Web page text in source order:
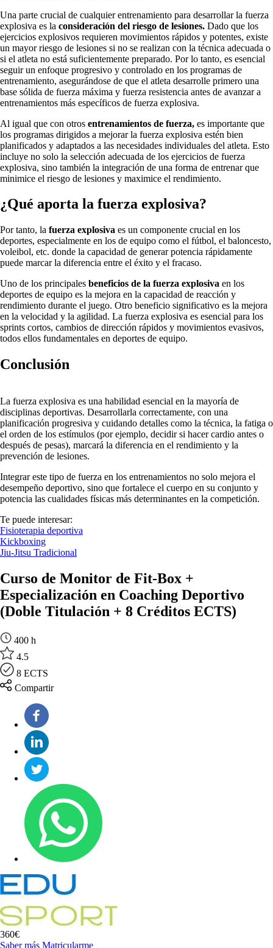
Una parte crucial de cualquier entrenamiento para desarrollar la fuerza
explosiva es la consideración del riesgo de lesiones. Dado que los
ejercicios explosivos requieren movimientos rápidos y potentes, existe
un mayor riesgo de lesiones si no se realizan con la técnica adecuada o
si el atleta no está suficientemente preparado. Por lo tanto, es esencial
seguir un enfoque progresivo y controlado en los programas de
entrenamiento, asegurándose de que el atleta desarrolle primero una
base sólida de fuerza máxima y fuerza resistencia antes de avanzar a
entrenamientos más específicos de fuerza explosiva.
Al igual que con otros entrenamientos de fuerza, es importante que
los programas dirigidos a mejorar la fuerza explosiva estén bien
planificados y adaptados a las necesidades individuales del atleta. Esto
incluye no solo la selección adecuada de los ejercicios de fuerza
explosiva, sino también la integración de una forma de entrenar que
minimice el riesgo de lesiones y maximice el rendimiento.
¿Qué aporta la fuerza explosiva?
Por tanto, la fuerza explosiva es un componente crucial en los
deportes, especialmente en los de equipo como el fútbol, el baloncesto,
voleibol, etc. donde la capacidad de generar potencia rápidamente
puede marcar la diferencia entre el éxito y el fracaso.
Uno de los principales beneficios de la fuerza explosiva en los
deportes de equipo es la mejora en la capacidad de reacción y
rendimiento durante el juego. Otro beneficio significativo es la mejora
en la velocidad y la agilidad. La fuerza explosiva es esencial para los
sprints cortos, cambios de dirección rápidos y movimientos evasivos,
todos ellos fundamentales en deportes de equipo.
Conclusión
La fuerza explosiva es una habilidad esencial en la mayoría de
disciplinas deportivas. Desarrollarla correctamente, con una
planificación progresiva y cuidando detalles como la técnica, la fatiga o
el orden de los estímulos (por ejemplo, decidir si hacer cardio antes o
después de pesas), marcará la diferencia en el rendimiento y la
prevención de lesiones.
Integrar este tipo de fuerza en los entrenamientos no solo mejora el
desempeño deportivo, sino que fortalece el cuerpo en su conjunto y
potencia las cualidades físicas más determinantes en la competición.
Te puede interesar:
Fisioterapia deportiva
Kickboxing
Jiu-Jitsu Tradicional
Curso de Monitor de Fit-Box +
Especialización en Coaching Deportivo
(Doble Titulación + 8 Créditos ECTS)
400 h
4.5
8 ECTS
Compartir
360€
Saber más Matricularme